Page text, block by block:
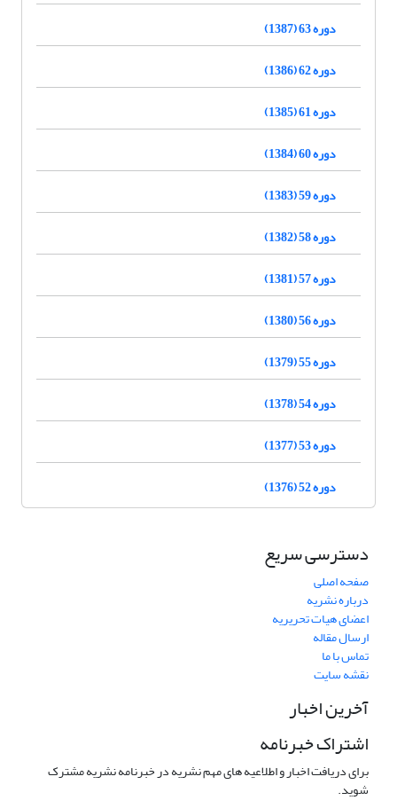
دوره 63 (1387)
دوره 62 (1386)
دوره 61 (1385)
دوره 60 (1384)
دوره 59 (1383)
دوره 58 (1382)
دوره 57 (1381)
دوره 56 (1380)
دوره 55 (1379)
دوره 54 (1378)
دوره 53 (1377)
دوره 52 (1376)
دسترسی سریع
صفحه اصلی
درباره نشریه
اعضای هیات تحریریه
ارسال مقاله
تماس با ما
نقشه سایت
آخرین اخبار
اشتراک خبرنامه
برای دریافت اخبار و اطلاعیه های مهم نشریه در خبرنامه نشریه مشترک
شوید.